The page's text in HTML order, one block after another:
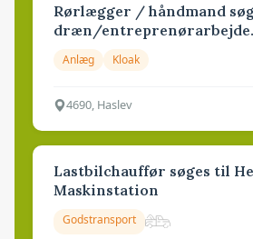
Rørlægger / håndmand
dræn/entreprenørarbejde.
Anlæg Kloak
4690, Haslev
Lastbilchauffør søges til
Maskinstation
Godstransport